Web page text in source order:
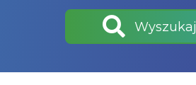
Wyszukaj